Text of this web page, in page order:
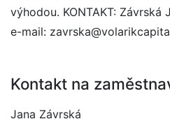
výhodou. KONTAKT: Závrská
e-mail:
Kontakt na
Jana Závrská